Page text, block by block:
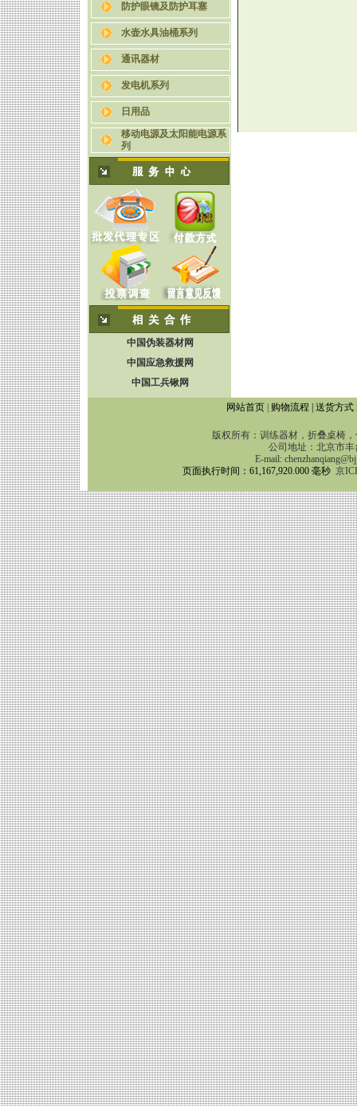
防护眼镜及防护耳塞
水壶水具油桶系列
通讯器材
发电机系列
日用品
移动电源及太阳能电源系
列
中国伪装器材网
中国应急救援网
中国工兵锹网
网站首页| 购物流程 送货方式
版权所有：训练器材，折叠桌椅
公司地址：北京市丰
E-mail:
页面执行时间：61,167,920.000 毫秒 京